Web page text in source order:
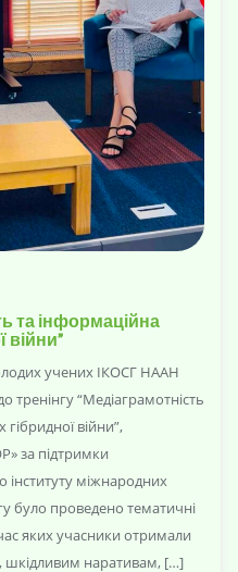
та інформаційна
війни”
учених ІКОСГ НААН
“Медіаграмотність
гібридної війни”,
за підтримки
міжнародних
було проведено тематичні
яких учасники отримали
шкідливим наративам, […]